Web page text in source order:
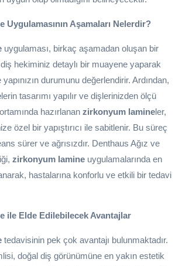
Uygulamasının Aşamaları Nelerdir?
uygulaması, birkaç aşamadan oluşan bir
hekiminiz detaylı bir muayene yaparak
durumunu değerlendirir. Ardından,
lerin tasarımı yapılır ve dişlerinizden ölçü
hazırlanan zirkonyum lamineler,
özel bir yapıştırıcı ile sabitlenir. Bu süreç
sürer ve ağrısızdır. Denthaus Ağız ve
zirkonyum lamine uygulamalarında en
hastalarına konforlu ve etkili bir tedavi
ile Elde Edilebilecek Avantajlar
tedavisinin pek çok avantajı bulunmaktadır.
doğal diş görünümüne en yakın estetik